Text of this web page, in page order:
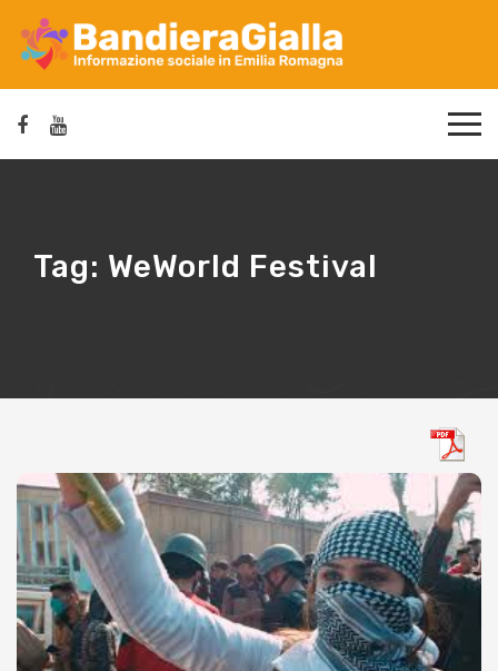
Tag: WeWorld Festival